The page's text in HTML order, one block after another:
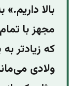
بالا
مجهز با
که زیادتر
ولادی